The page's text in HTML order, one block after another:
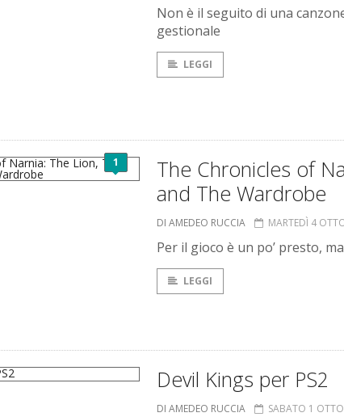
Non è il seguito di una
gestionale
LEGGI
1
The Chronicles of
and The Wardrobe
DI AMEDEO RUCCIA MARTEDÌ 4
Per il gioco è un po’ presto,
LEGGI
Devil Kings per PS2
DI AMEDEO RUCCIA SABATO 1